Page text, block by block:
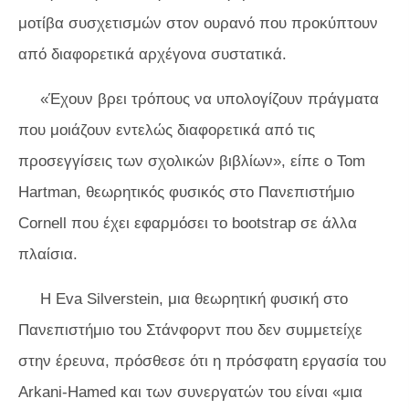
μοτίβα συσχετισμών στον ουρανό που προκύπτουν
από διαφορετικά αρχέγονα συστατικά.
«Έχουν βρει τρόπους να υπολογίζουν πράγματα
που μοιάζουν εντελώς διαφορετικά από τις
προσεγγίσεις των σχολικών βιβλίων», είπε ο Tom
Hartman, θεωρητικός φυσικός στο Πανεπιστήμιο
Cornell που έχει εφαρμόσει το bootstrap σε άλλα
πλαίσια.
Η Eva Silverstein, μια θεωρητική φυσική στο
Πανεπιστήμιο του Στάνφορντ που δεν συμμετείχε
στην έρευνα, πρόσθεσε ότι η πρόσφατη εργασία του
Arkani-Hamed και των συνεργατών του είναι «μια